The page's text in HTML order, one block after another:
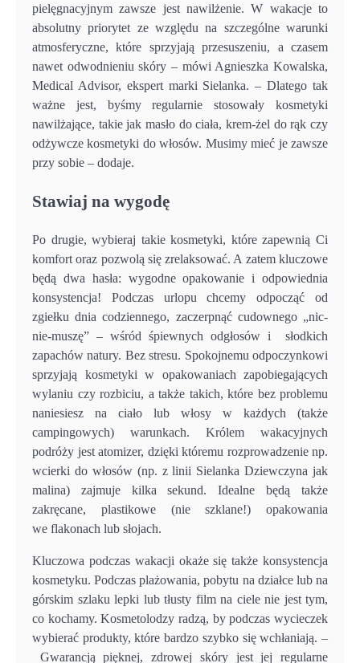
pielęgnacyjnym zawsze jest nawilżenie. W wakacje to
absolutny priorytet ze względu na szczególne warunki
atmosferyczne, które sprzyjają przesuszeniu, a czasem
nawet odwodnieniu skóry – mówi Agnieszka Kowalska,
Medical Advisor, ekspert marki Sielanka. – Dlatego tak
ważne jest, byśmy regularnie stosowały kosmetyki
nawilżające, takie jak masło do ciała, krem-żel do rąk czy
odżywcze kosmetyki do włosów. Musimy mieć je zawsze
przy sobie – dodaje.
Stawiaj na wygodę
Po drugie, wybieraj takie kosmetyki, które zapewnią Ci
komfort oraz pozwolą się zrelaksować. A zatem kluczowe
będą dwa hasła: wygodne opakowanie i odpowiednia
konsystencja! Podczas urlopu chcemy odpocząć od
zgiełku dnia codziennego, zaczerpnąć cudownego „nic-
nie-muszę” – wśród śpiewnych odgłosów i słodkich
zapachów natury. Bez stresu. Spokojnemu odpoczynkowi
sprzyjają kosmetyki w opakowaniach zapobiegających
wylaniu czy rozbiciu, a także takich, które bez problemu
naniesiesz na ciało lub włosy w każdych (także
campingowych) warunkach. Królem wakacyjnych
podróży jest atomizer, dzięki któremu rozprowadzenie np.
wcierki do włosów (np. z linii Sielanka Dziewczyna jak
malina) zajmuje kilka sekund. Idealne będą także
zakręcane, plastikowe (nie szklane!) opakowania
we flakonach lub słojach.
Kluczowa podczas wakacji okaże się także konsystencja
kosmetyku. Podczas plażowania, pobytu na działce lub na
górskim szlaku lepki lub tłusty film na ciele nie jest tym,
co kochamy. Kosmetolodzy radzą, by podczas wycieczek
wybierać produkty, które bardzo szybko się wchłaniają. –
Gwarancją pięknej, zdrowej skóry jest jej regularne